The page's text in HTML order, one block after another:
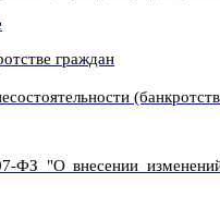
граждан
ФЗ "О внесении